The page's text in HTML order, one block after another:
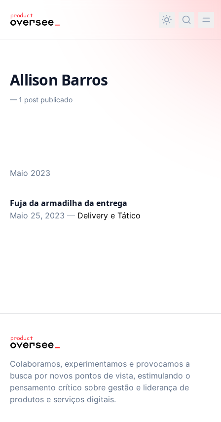
principal
Allison Barros
— 1 post publicado
Maio 2023
Fuja da armadilha da entrega
Maio 25, 2023 — Delivery e Tático
Colaboramos, experimentamos e provocamos a
busca por novos pontos de vista, estimulando o
pensamento crítico sobre gestão e liderança de
produtos e serviços digitais.